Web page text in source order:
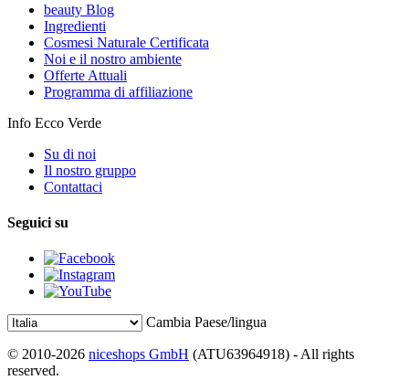
beauty Blog
Ingredienti
Cosmesi Naturale Certificata
Noi e il nostro ambiente
Offerte Attuali
Programma di affiliazione
Info Ecco Verde
Su di noi
Il nostro gruppo
Contattaci
Seguici su
Cambia Paese/lingua
© 2010-2026 niceshops GmbH (ATU63964918) - All rights
reserved.